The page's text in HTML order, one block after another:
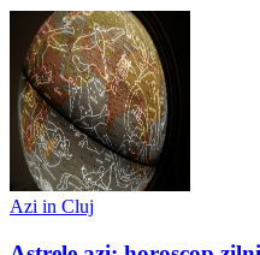
Azi in Cluj